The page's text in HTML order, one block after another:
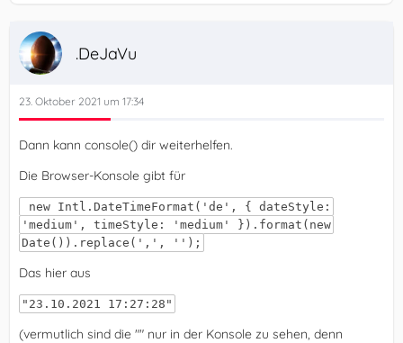
.DeJaVu
23. Oktober 2021 um 17:34
Dann kann console() dir weiterhelfen.
Die Browser-Konsole gibt für
new Intl.DateTimeFormat('de', { dateStyle:
'medium', timeStyle: 'medium' }).format(new
Date()).replace(',', '');
Das hier aus
"23.10.2021 17:27:28"
(vermutlich sind die "" nur in der Konsole zu sehen, denn